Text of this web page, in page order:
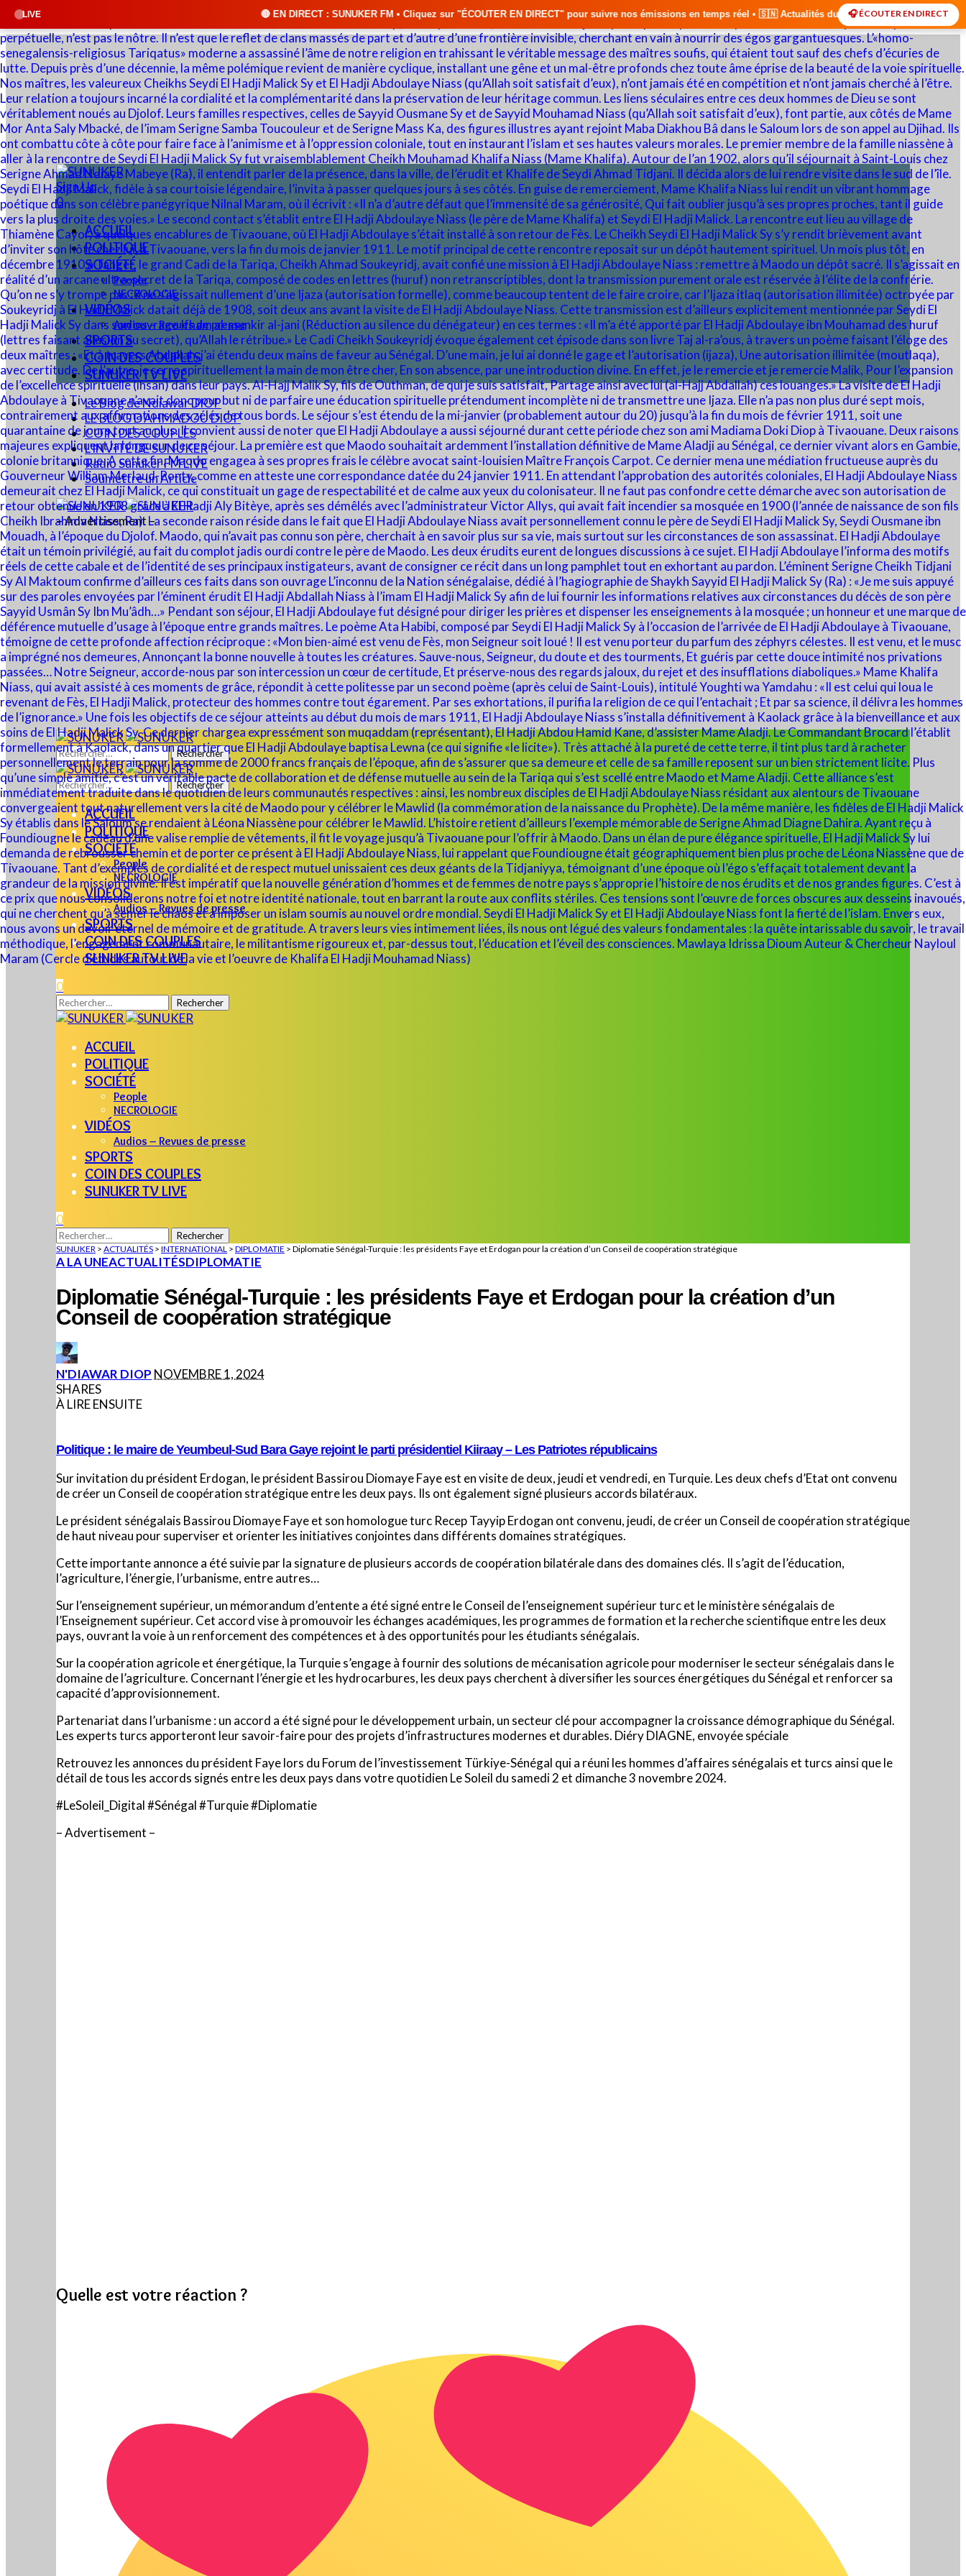
LIVE 🔴 EN DIRECT : SUNUKER FM • Cliquez sur "ÉCOUTER EN DIRECT" pour suivre nos émissions en temps réel • 🇸🇳 Actualités du Sénégal • 🌍 Actualités Internationales • 🎙️
🎧 ÉCOUTER EN DIRECT
Sign Up
0
ACCUEIL
POLITIQUE
SOCIÉTÉ
People
NECROLOGIE
VIDÉOS
Audios – Revues de presse
SPORTS
COIN DES COUPLES
SUNUKER TV LIVE
Le Blog de Ndiawar DIOP
LE BLOG D’AHMADOU DIOP
COIN DES COUPLES
L’INVITÉ DE SUNUKER
Radio Sunuker FM LIVE
Soumettre un Article
– Advertisement –
Rechercher :
Rechercher :
ACCUEIL
POLITIQUE
SOCIÉTÉ
People
NECROLOGIE
VIDÉOS
Audios – Revues de presse
SPORTS
COIN DES COUPLES
SUNUKER TV LIVE
0
Rechercher :
ACCUEIL
POLITIQUE
SOCIÉTÉ
People
NECROLOGIE
VIDÉOS
Audios – Revues de presse
SPORTS
COIN DES COUPLES
SUNUKER TV LIVE
0
Rechercher :
SUNUKER > ACTUALITÉS > INTERNATIONAL > DIPLOMATIE > Diplomatie Sénégal-Turquie : les présidents Faye et Erdogan pour la création d’un Conseil de coopération stratégique
A LA UNEACTUALITÉSDIPLOMATIE
Diplomatie Sénégal-Turquie : les présidents Faye et Erdogan pour la création d’un
Conseil de coopération stratégique
POSTED
BY
N'DIAWAR DIOP NOVEMBRE 1, 2024
SHARES
À LIRE ENSUITE
Politique : le maire de Yeumbeul-Sud Bara Gaye rejoint le parti présidentiel Kiiraay – Les Patriotes républicains
Sur invitation du président Erdogan, le président Bassirou Diomaye Faye est en visite de deux, jeudi et vendredi, en Turquie. Les deux chefs d’Etat ont convenu
de créer un Conseil de coopération stratégique entre les deux pays. Ils ont également signé plusieurs accords bilatéraux.
Le président sénégalais Bassirou Diomaye Faye et son homologue turc Recep Tayyip Erdogan ont convenu, jeudi, de créer un Conseil de coopération stratégique
de haut niveau pour superviser et orienter les initiatives conjointes dans différents domaines stratégiques.
Cette importante annonce a été suivie par la signature de plusieurs accords de coopération bilatérale dans des domaines clés. Il s’agit de l’éducation,
l’agriculture, l’énergie, l’urbanisme, entre autres…
Sur l’enseignement supérieur, un mémorandum d’entente a été signé entre le Conseil de l’enseignement supérieur turc et le ministère sénégalais de
l’Enseignement supérieur. Cet accord vise à promouvoir les échanges académiques, les programmes de formation et la recherche scientifique entre les deux
pays, ouvrant la voie à un renforcement des compétences et à des opportunités pour les étudiants sénégalais.
Sur la coopération agricole et énergétique, la Turquie s’engage à fournir des solutions de mécanisation agricole pour moderniser le secteur sénégalais dans le
domaine de l’agriculture. Concernant l’énergie et les hydrocarbures, les deux pays cherchent à diversifier les sources énergétiques du Sénégal et renforcer sa
capacité d’approvisionnement.
Partenariat dans l’urbanisme : un accord a été signé pour le développement urbain, un secteur clé pour accompagner la croissance démographique du Sénégal.
Les experts turcs apporteront leur savoir-faire pour des projets d’infrastructures modernes et durables. Diéry DIAGNE, envoyée spéciale
Retrouvez les annonces du président Faye lors du Forum de l’investissement Türkiye-Sénégal qui a réuni les hommes d’affaires sénégalais et turcs ainsi que le
détail de tous les accords signés entre les deux pays dans votre quotidien Le Soleil du samedi 2 et dimanche 3 novembre 2024.
#LeSoleil_Digital #Sénégal #Turquie #Diplomatie
– Advertisement –
Quelle est votre réaction ?